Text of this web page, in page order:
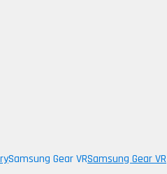
Samsung Gear VRSamsung Gear VR